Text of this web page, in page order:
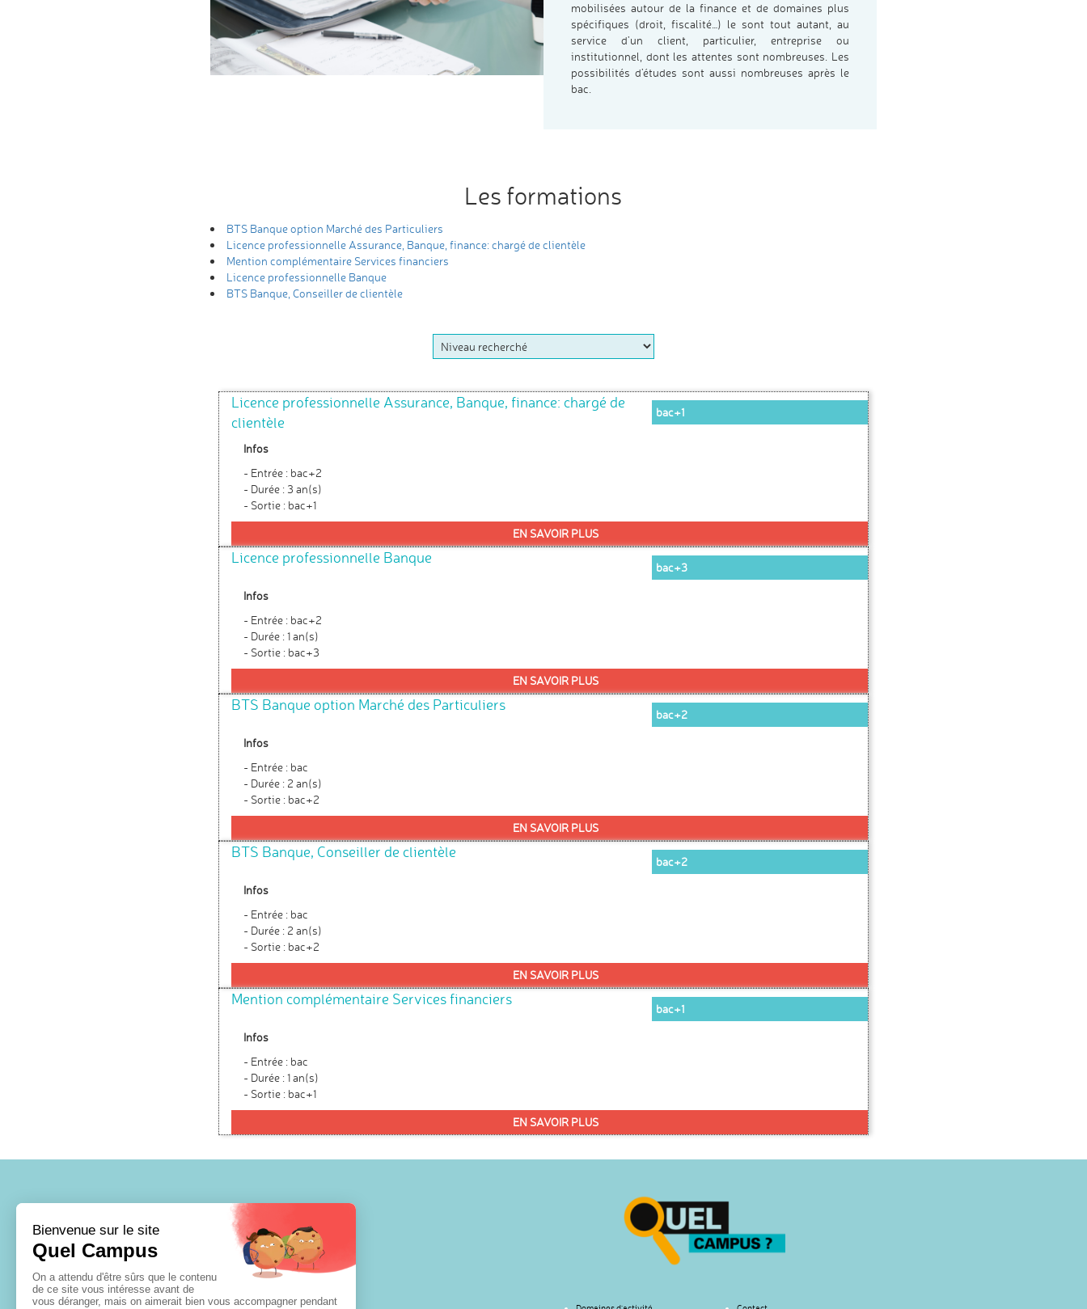
mobilisées autour de la finance et de domaines plus
spécifiques (droit, fiscalité…) le sont tout autant, au
service d’un client, particulier, entreprise ou
institutionnel, dont les attentes sont nombreuses. Les
possibilités d’études sont aussi nombreuses après le
bac.
Les formations
BTS Banque option Marché des Particuliers
Licence professionnelle Assurance, Banque, finance: chargé de clientèle
Mention complémentaire Services financiers
Licence professionnelle Banque
BTS Banque, Conseiller de clientèle
Licence professionnelle Assurance, Banque, finance: chargé de
clientèle
bac+1
Infos
- Entrée : bac+2
- Durée : 3 an(s)
- Sortie : bac+1
EN SAVOIR PLUS
Licence professionnelle Banque
bac+3
Infos
- Entrée : bac+2
- Durée : 1 an(s)
- Sortie : bac+3
EN SAVOIR PLUS
BTS Banque option Marché des Particuliers
bac+2
Infos
- Entrée : bac
- Durée : 2 an(s)
- Sortie : bac+2
EN SAVOIR PLUS
BTS Banque, Conseiller de clientèle
bac+2
Infos
- Entrée : bac
- Durée : 2 an(s)
- Sortie : bac+2
EN SAVOIR PLUS
Mention complémentaire Services financiers
bac+1
Infos
- Entrée : bac
- Durée : 1 an(s)
- Sortie : bac+1
EN SAVOIR PLUS